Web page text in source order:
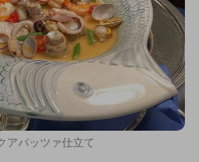
アパッツァ仕立て